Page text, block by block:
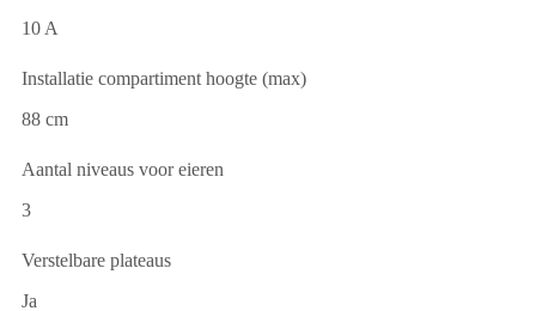
10 A
Installatie compartiment hoogte (max)
88 cm
Aantal niveaus voor eieren
3
Verstelbare plateaus
Ja